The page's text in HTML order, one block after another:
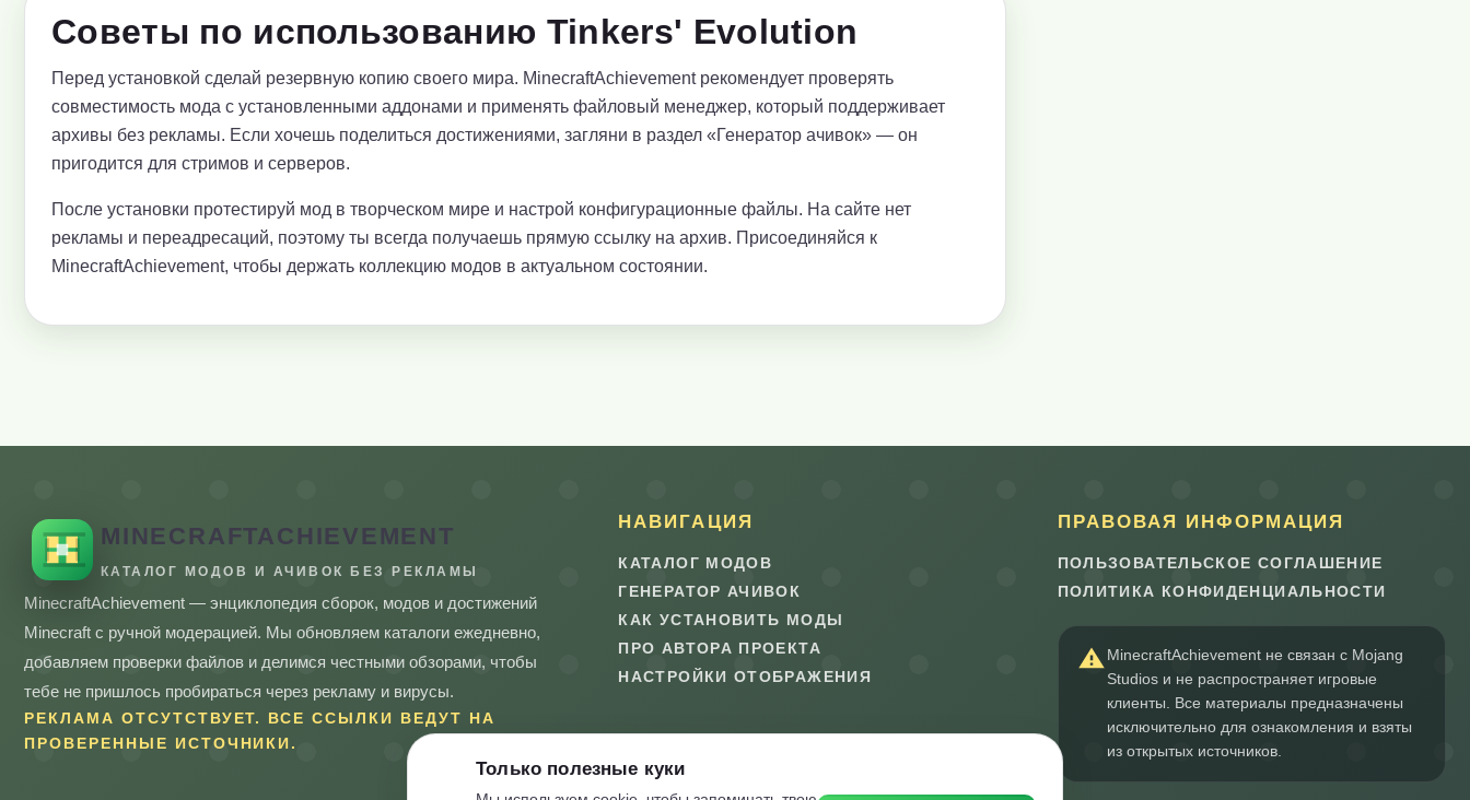
Советы по использованию Tinkers' Evolution
Перед установкой сделай резервную копию своего мира. MinecraftAchievement рекомендует проверять
совместимость мода с установленными аддонами и применять файловый менеджер, который поддерживает
архивы без рекламы. Если хочешь поделиться достижениями, загляни в раздел «Генератор ачивок» — он
пригодится для стримов и серверов.
После установки протестируй мод в творческом мире и настрой конфигурационные файлы. На сайте нет
рекламы и переадресаций, поэтому ты всегда получаешь прямую ссылку на архив. Присоединяйся к
MinecraftAchievement, чтобы держать коллекцию модов в актуальном состоянии.
MINECRAFTACHIEVEMENT
КАТАЛОГ МОДОВ И АЧИВОК БЕЗ РЕКЛАМЫ
MinecraftAchievement — энциклопедия сборок, модов и достижений
Minecraft с ручной модерацией. Мы обновляем каталоги ежедневно,
добавляем проверки файлов и делимся честными обзорами, чтобы
тебе не пришлось пробираться через рекламу и вирусы.
РЕКЛАМА ОТСУТСТВУЕТ. ВСЕ ССЫЛКИ ВЕДУТ НА
ПРОВЕРЕННЫЕ ИСТОЧНИКИ.
НАВИГАЦИЯ
КАТАЛОГ МОДОВ
ГЕНЕРАТОР АЧИВОК
КАК УСТАНОВИТЬ МОДЫ
ПРО АВТОРА ПРОЕКТА
НАСТРОЙКИ ОТОБРАЖЕНИЯ
ПРАВОВАЯ ИНФОРМАЦИЯ
ПОЛЬЗОВАТЕЛЬСКОЕ СОГЛАШЕНИЕ
ПОЛИТИКА КОНФИДЕНЦИАЛЬНОСТИ
MinecraftAchievement не связан с Mojang
Studios и не распространяет игровые
клиенты. Все материалы предназначены
исключительно для ознакомления и взяты
из открытых источников.
Только полезные куки